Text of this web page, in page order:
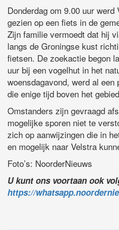
Donderdag om 9.00 uur
gezien op een fiets in de
Zijn familie vermoedt dat hij
langs de Groningse kust
fietsen. De zoekactie begon
uur bij een vogelhut in het
woensdagavond, werd al
die enige tijd boven het
Omstanders zijn gevraagd
mogelijke sporen niet te
zich op aanwijzingen die in
en mogelijk naar Velstra
Foto’s: NoorderNieuws
U kunt ons voortaan ook
https://